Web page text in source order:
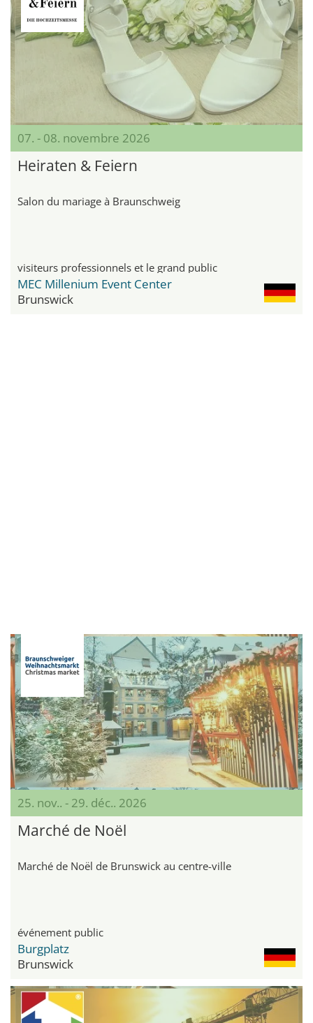
07. - 08. novembre 2026
Heiraten & Feiern
Salon du mariage à Braunschweig
visiteurs professionnels et le grand public
MEC Millenium Event Center
Brunswick
25. nov.. - 29. déc.. 2026
Marché de Noël
Marché de Noël de Brunswick au centre-ville
événement public
Burgplatz
Brunswick